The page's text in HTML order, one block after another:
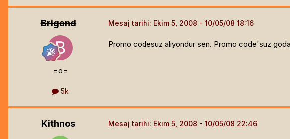
Brigand
=o=
5k
Mesaj tarihi: Ekim 5, 2008
Promo codesuz alıyondur sen. Promo code'suz
Kithnos Mesaj tarihi: Ekim 5, 2008